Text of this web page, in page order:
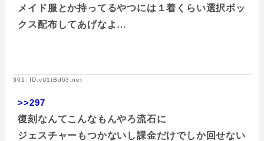
メイド服とか持ってるやつには１着くらい選択ボッ
クス配布してあげなよ…
301: ID:vU1tBd63.net
>>297
復刻なんてこんなもんやろ流石に
ジェスチャーもつかないし課金だけでしか回せない